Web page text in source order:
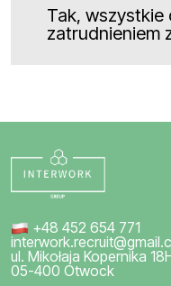
Tak,
zatrudnieniem
+48 452 654 771
ul. Mikołaja Kopernika
05-400 Otwock